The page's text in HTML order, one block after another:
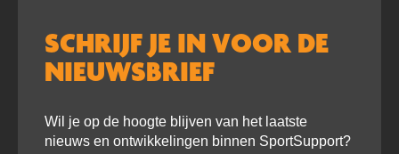
SCHRIJF JE IN VOOR DE
NIEUWSBRIEF
Wil je op de hoogte blijven van het laatste
nieuws en ontwikkelingen binnen SportSupport?